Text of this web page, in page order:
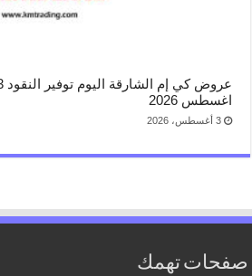
اغسطس 2026
3 أغسطس، 2026
صفحات تهمك